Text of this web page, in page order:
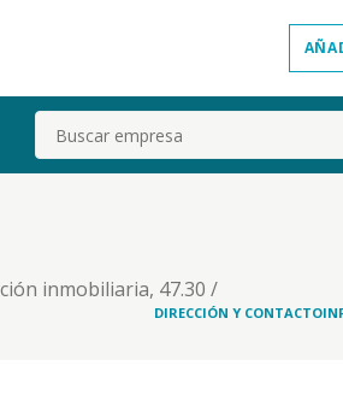
Buscar
inmobiliaria, 47.30 /
especializados, 24.53DIRECCIÓN Y CONTACTO